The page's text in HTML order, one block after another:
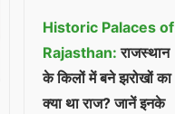
Historic Palaces of
Rajasthan: राजस्थान
के किलों में बने झरोखों का
क्या था राज? जानें इनके